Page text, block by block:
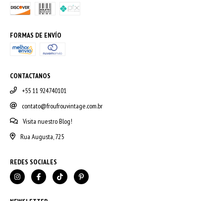
FORMAS DE ENVÍO
CONTACTANOS
+55 11 924740101
contato@froufrouvintage.com.br
Visita nuestro Blog!
Rua Augusta, 725
REDES SOCIALES